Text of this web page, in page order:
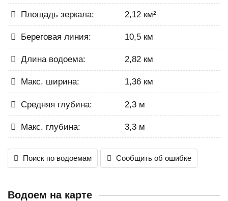
Площадь зеркала: 2,12 км²
Береговая линия: 10,5 км
Длина водоема: 2,82 км
Макс. ширина: 1,36 км
Средняя глубина: 2,3 м
Макс. глубина: 3,3 м
Поиск по водоемам Сообщить об ошибке
Водоем на карте